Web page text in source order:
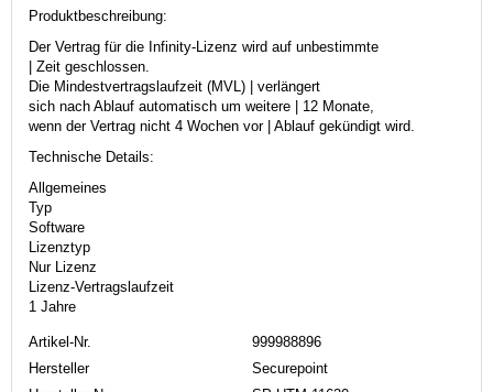
Produktbeschreibung:
Der Vertrag für die Infinity-Lizenz wird auf unbestimmte
| Zeit geschlossen.
Die Mindestvertragslaufzeit (MVL) | verlängert
sich nach Ablauf automatisch um weitere | 12 Monate,
wenn der Vertrag nicht 4 Wochen vor | Ablauf gekündigt wird.
Technische Details:
Allgemeines
Typ
Software
Lizenztyp
Nur Lizenz
Lizenz-Vertragslaufzeit
1 Jahre
Artikel-Nr.
999988896
Hersteller
Securepoint